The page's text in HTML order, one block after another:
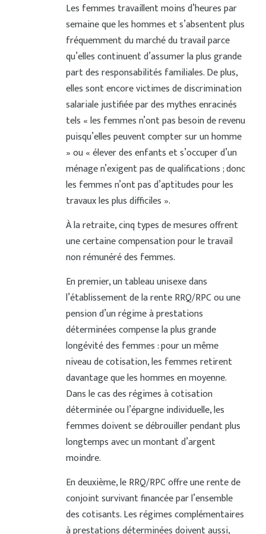
Les femmes travaillent moins d’heures par
semaine que les hommes et s’absentent plus
fréquemment du marché du travail parce
qu’elles continuent d’assumer la plus grande
part des responsabilités familiales. De plus,
elles sont encore victimes de discrimination
salariale justifiée par des mythes enracinés
tels « les femmes n’ont pas besoin de revenu
puisqu’elles peuvent compter sur un homme
» ou « élever des enfants et s’occuper d’un
ménage n’exigent pas de qualifications ; donc
les femmes n’ont pas d’aptitudes pour les
travaux les plus difficiles ».
À la retraite, cinq types de mesures offrent
une certaine compensation pour le travail
non rémunéré des femmes.
En premier, un tableau unisexe dans
l’établissement de la rente RRQ/RPC ou une
pension d’un régime à prestations
déterminées compense la plus grande
longévité des femmes : pour un même
niveau de cotisation, les femmes retirent
davantage que les hommes en moyenne.
Dans le cas des régimes à cotisation
déterminée ou l’épargne individuelle, les
femmes doivent se débrouiller pendant plus
longtemps avec un montant d’argent
moindre.
En deuxième, le RRQ/RPC offre une rente de
conjoint survivant financée par l’ensemble
des cotisants. Les régimes complémentaires
à prestations déterminées doivent aussi,